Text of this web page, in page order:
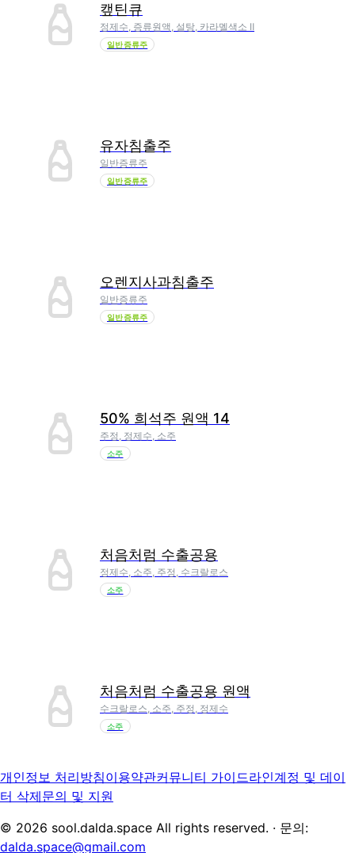
캪틴큐
정제수, 증류원액, 설탕, 카라멜색소 Ⅱ
일반증류주
유자침출주
일반증류주
일반증류주
오렌지사과침출주
일반증류주
일반증류주
50% 희석주 원액 14
주정, 정제수, 소주
소주
처음처럼 수출공용
정제수, 소주, 주정, 수크랄로스
소주
처음처럼 수출공용 원액
수크랄로스, 소주, 주정, 정제수
소주
개인정보 처리방침이용약관커뮤니티 가이드라인계정 및 데이
터 삭제문의 및 지원
© 2026 sool.dalda.space All rights reserved. · 문의:
dalda.space@gmail.com